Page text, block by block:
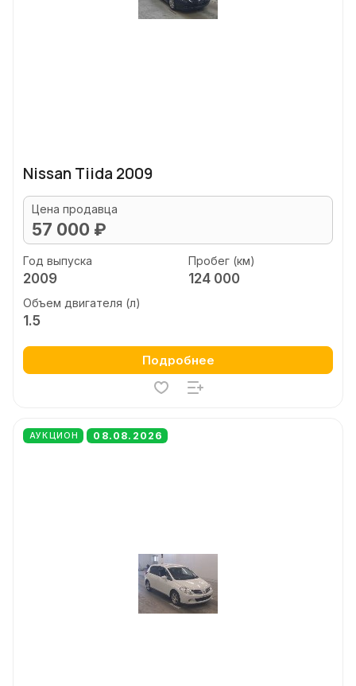
Nissan Tiida 2009
Цена продавца
57 000 ₽
Год выпуска
2009
Пробег (км)
124 000
Объем двигателя (л)
1.5
Подробнее
АУКЦИОН 08.08.2026